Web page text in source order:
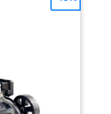
de 43 cm : conçu
tout en
et moyens jardins
de coupe
facilement la
long de l'année
domestique et 1
une tranquillité